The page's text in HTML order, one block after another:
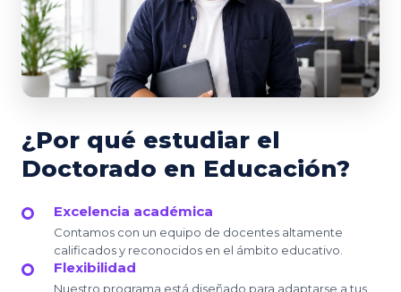
¿Por qué estudiar el
Doctorado en Educación?
Excelencia académica
Contamos con un equipo de docentes altamente
calificados y reconocidos en el ámbito educativo.
Flexibilidad
Nuestro programa está diseñado para adaptarse a tus